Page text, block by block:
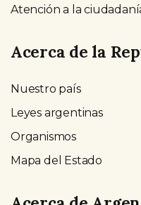
Atención a la
Acerca de la
Nuestro país
Leyes argentinas
Organismos
Mapa del Estado